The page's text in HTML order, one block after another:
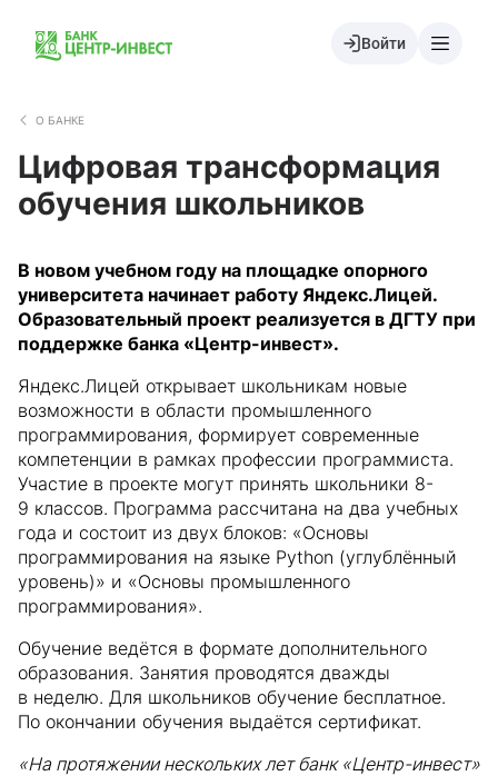
Войти
О БАНКЕ
Цифровая трансформация
обучения школьников
В новом учебном году на площадке опорного
университета начинает работу Яндекс.Лицей.
Образовательный проект реализуется в ДГТУ при
поддержке банка «Центр-инвест».
Яндекс.Лицей открывает школьникам новые
возможности в области промышленного
программирования, формирует современные
компетенции в рамках профессии программиста.
Участие в проекте могут принять школьники 8-
9 классов. Программа рассчитана на два учебных
года и состоит из двух блоков: «Основы
программирования на языке Python (углублённый
уровень)» и «Основы промышленного
программирования».
Обучение ведётся в формате дополнительного
образования. Занятия проводятся дважды
в неделю. Для школьников обучение бесплатное.
По окончании обучения выдаётся сертификат.
«На протяжении нескольких лет банк «Центр-инвест»